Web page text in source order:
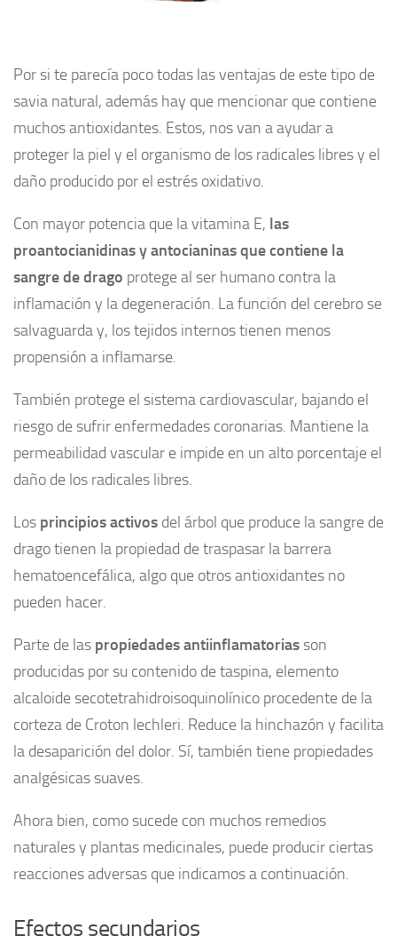
Por si te parecía poco todas las ventajas de este tipo de
savia natural, además hay que mencionar que contiene
muchos antioxidantes. Estos, nos van a ayudar a
proteger la piel y el organismo de los radicales libres y el
daño producido por el estrés oxidativo.
Con mayor potencia que la vitamina E, las
proantocianidinas y antocianinas que contiene la
sangre de drago protege al ser humano contra la
inflamación y la degeneración. La función del cerebro se
salvaguarda y, los tejidos internos tienen menos
propensión a inflamarse.
También protege el sistema cardiovascular, bajando el
riesgo de sufrir enfermedades coronarias. Mantiene la
permeabilidad vascular e impide en un alto porcentaje el
daño de los radicales libres.
Los principios activos del árbol que produce la sangre de
drago tienen la propiedad de traspasar la barrera
hematoencefálica, algo que otros antioxidantes no
pueden hacer.
Parte de las propiedades antiinflamatorias son
producidas por su contenido de taspina, elemento
alcaloide secotetrahidroisoquinolínico procedente de la
corteza de Croton lechleri. Reduce la hinchazón y facilita
la desaparición del dolor. Sí, también tiene propiedades
analgésicas suaves.
Ahora bien, como sucede con muchos remedios
naturales y plantas medicinales, puede producir ciertas
reacciones adversas que indicamos a continuación.
Efectos secundarios